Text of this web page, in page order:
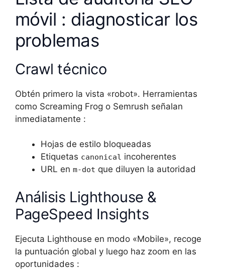
móvil : diagnosticar los
problemas
Crawl técnico
Obtén primero la vista «robot». Herramientas
como Screaming Frog o Semrush señalan
inmediatamente :
Hojas de estilo bloqueadas
Etiquetas canonical incoherentes
URL en m-dot que diluyen la autoridad
Análisis Lighthouse &
PageSpeed Insights
Ejecuta Lighthouse en modo «Mobile», recoge
la puntuación global y luego haz zoom en las
oportunidades :